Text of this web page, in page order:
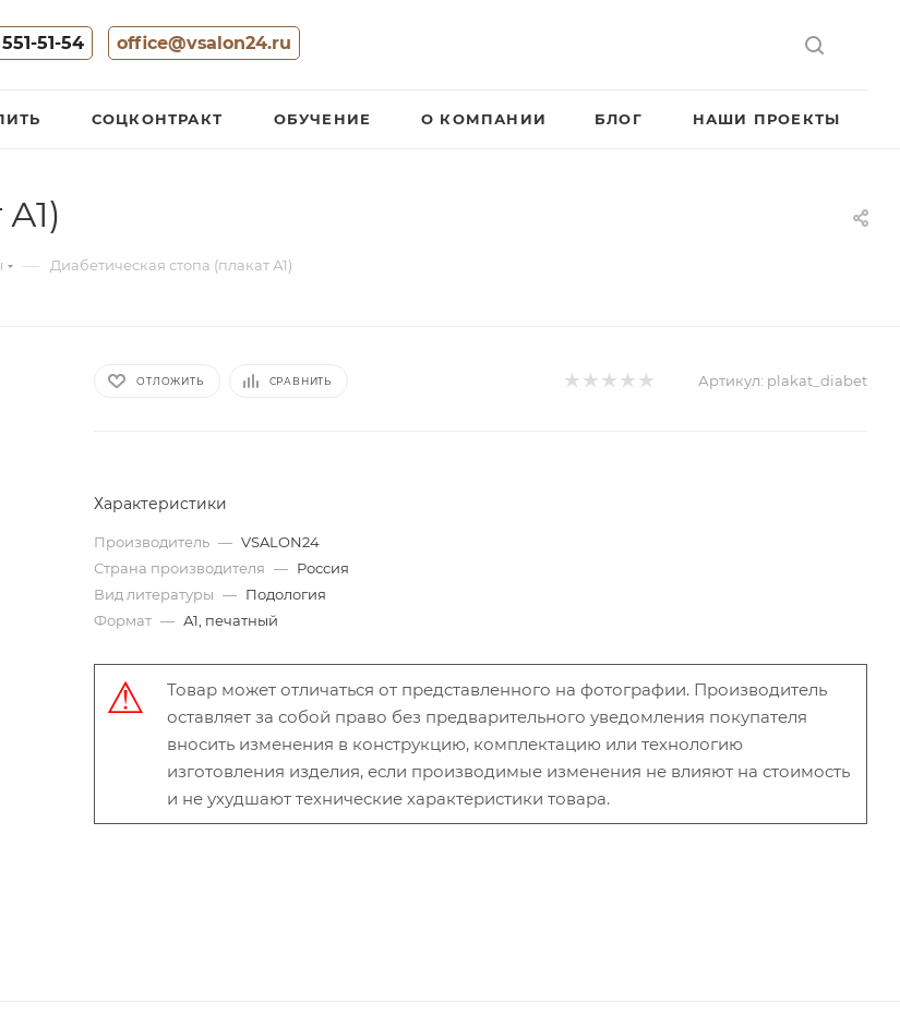
51-54 office@vsalon24.ru
СОЦКОНТРАКТ ОБУЧЕНИЕ О КОМПАНИИ БЛОГ НАШИ ПРОЕКТЫ
— Диабетическая стопа (плакат А1)
ОТЛОЖИТЬ СРАВНИТЬ Артикул: plakat_diabet
Характеристики
Производитель — VSALON24
Страна производителя — Россия
Вид литературы — Подология
Формат — А1, печатный
Товар может отличаться от представленного на фотографии. Производитель
оставляет за собой право без предварительного уведомления покупателя
вносить изменения в конструкцию, комплектацию или технологию
изготовления изделия, если производимые изменения не влияют на стоимость
и не ухудшают технические характеристики товара.